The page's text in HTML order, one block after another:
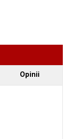
Symphonic
Club Alba Iulia
oportunitatea
Opinii